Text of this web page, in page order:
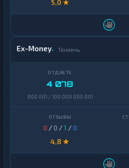
5,0 ★
Ex-Money Тюмень
4 078
800 001 / 100 000 000 001
0 / 0 /1 /0
4,8 ★